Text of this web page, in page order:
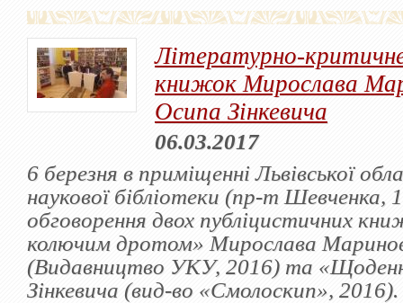
Літературно-
книжок Мирослава
Осипа Зінкевича
06.03.2017
6 березня в приміщенні Львівської
наукової бібліотеки (пр-т Шевченка,
обговорення двох публіцистичних
колючим дротом» Мирослава
(Видавництво УКУ, 2016) та
Зінкевича (вид-во «Смолоскип», 2016).